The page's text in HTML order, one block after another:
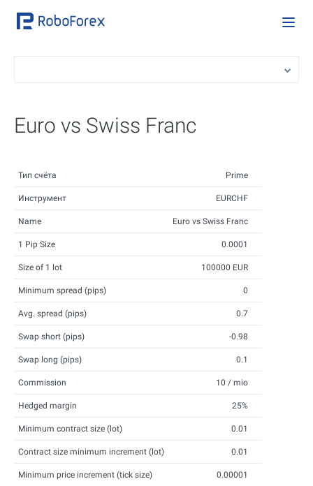
Euro vs Swiss Franc
Тип счёта Prime
Инструмент EURCHF
Name Euro vs Swiss Franc
1 Pip Size 0.0001
Size of 1 lot 100000 EUR
Minimum spread (pips) 0
Avg. spread (pips) 0.7
Swap short (pips) -0.98
Swap long (pips) 0.1
Commission 10 / mio
Hedged margin 25%
Minimum contract size (lot) 0.01
Contract size minimum increment (lot) 0.01
Minimum price increment (tick size) 0.00001